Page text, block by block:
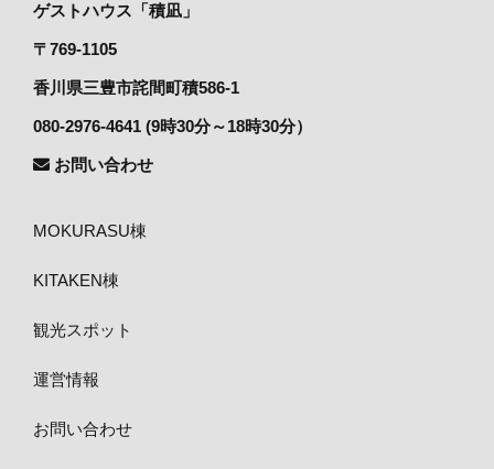
ゲストハウス「積凪」
〒769-1105
香川県三豊市詫間町積586-1
080-2976-4641 (9時30分～18時30分）
お問い合わせ
MOKURASU棟
KITAKEN棟
観光スポット
運営情報
お問い合わせ